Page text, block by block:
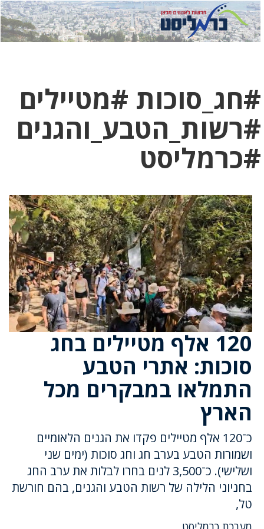
לחץ
כאן
לחץ
כדי
#חג_סוכות #מטיילים
#רשות_הטבע_והגנים
#כרמליסט
120 אלף מטיילים בחג
סוכות: אתרי הטבע
התמלאו במבקרים מכל
הארץ
כ־120 אלף מטיילים פקדו את הגנים הלאומיים
ושמורות הטבע בערב חג וחג סוכות (ימים שני
ושלישי). כ־3,500 לנים בחרו לבלות את ערב החג
בחניוני הלילה של רשות הטבע והגנים, בהם חורשת
טל,